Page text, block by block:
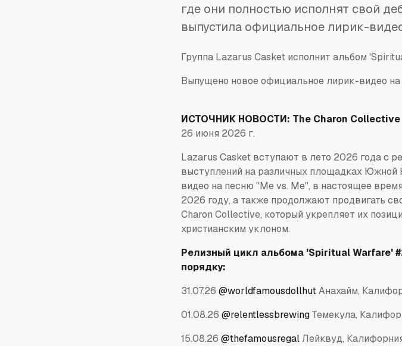
где они полностью исполнят свой
выпустила официальное лирик-
Группа Lazarus Casket исполнит альбом
Выпущено новое официальное лирик-видео
ИСТОЧНИК НОВОСТИ: The Charon Collective
26 июня 2026 г.
Lazarus Casket вступают в лето 2026 года с
выступлений на различных площадках
видео на песню "Me vs. Me", в настоящее
2026 году, а также продолжают продвигать
Charon Collective, который укрепляет их
христианским уклоном.
Релизный цикл альбома 'Spiritual Warfare'
порядку:
31.07.26 @worldfamousdollhutАнахайм,
01.08.26 @relentlessbrewingТемекула,
15.08.26 @thefamousregal Лейквуд,